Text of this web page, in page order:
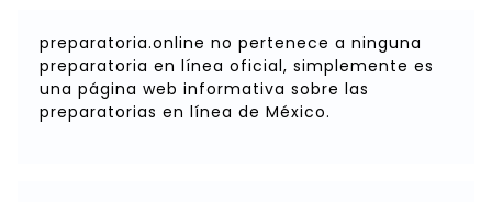
preparatoria.online no pertenece a ninguna
preparatoria en línea oficial, simplemente es
una página web informativa sobre las
preparatorias en línea de México.